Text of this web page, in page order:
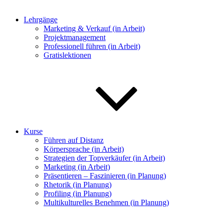
Lehrgänge
Marketing & Verkauf (in Arbeit)
Projektmanagement
Professionell führen (in Arbeit)
Gratislektionen
Kurse
Führen auf Distanz
Körpersprache (in Arbeit)
Strategien der Topverkäufer (in Arbeit)
Marketing (in Arbeit)
Präsentieren – Faszinieren (in Planung)
Rhetorik (in Planung)
Profiling (in Planung)
Multikulturelles Benehmen (in Planung)